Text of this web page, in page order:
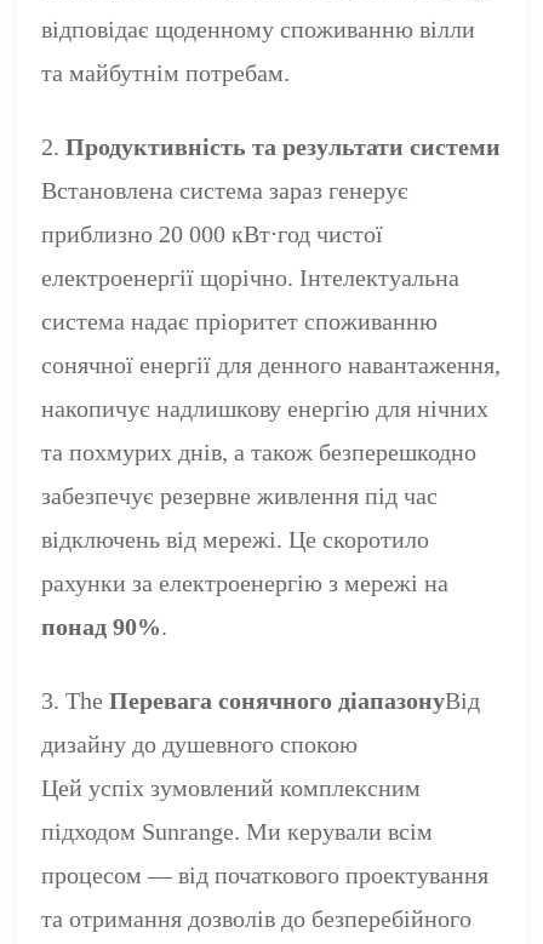
відповідає щоденному споживанню вілли
та майбутнім потребам.
2.Продуктивність та результати системи
Встановлена ​​система зараз генерує
приблизно 20 000 кВт⋅год чистої
електроенергії щорічно. Інтелектуальна
система надає пріоритет споживанню
сонячної енергії для денного навантаження,
накопичує надлишкову енергію для нічних
та похмурих днів, а також безперешкодно
забезпечує резервне живлення під час
відключень від мережі. Це скоротило
рахунки за електроенергію з мережі на
понад 90%.
3. TheПеревага сонячного діапазонуВід
дизайну до душевного спокою
Цей успіх зумовлений комплексним
підходом Sunrange. Ми керували всім
процесом — від початкового проектування
та отримання дозволів до безперебійного